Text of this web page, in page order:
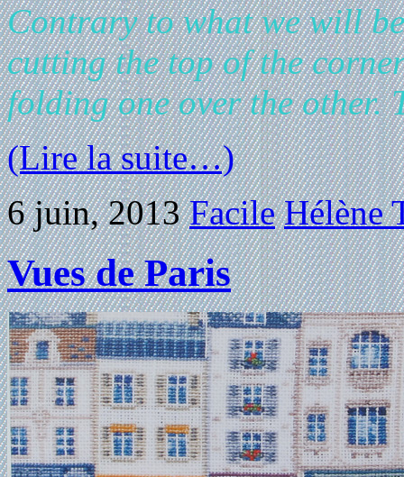
Contrary to what we will
cutting the top of the
folding one over the
(Lire la suite…)
6 juin, 2013 Facile Hélène
Vues de Paris